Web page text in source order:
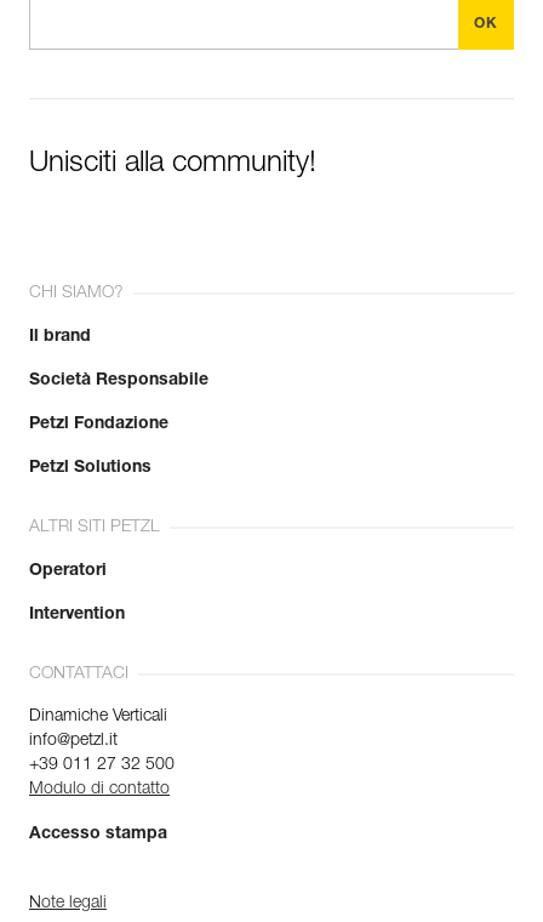
Unisciti alla community!
CHI SIAMO?
Il brand
Società Responsabile
Petzl Fondazione
Petzl Solutions
ALTRI SITI PETZL
Operatori
Intervention
CONTATTACI
Dinamiche Verticali
info@petzl.it
+39 011 27 32 500
Modulo di contatto
Accesso stampa
Note legali